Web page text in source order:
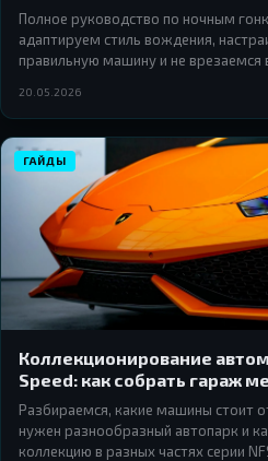
Полное руководство по ночным
адаптируем стиль вождения,
правильную машину и не врезаемся
20.05.2026
ГАЙДЫ
Коллекционирование
Speed: как собрать гараж
Разбираемся, какие машины стоит
нужен разнообразный автопарк и
коллекцию в разных частях серии